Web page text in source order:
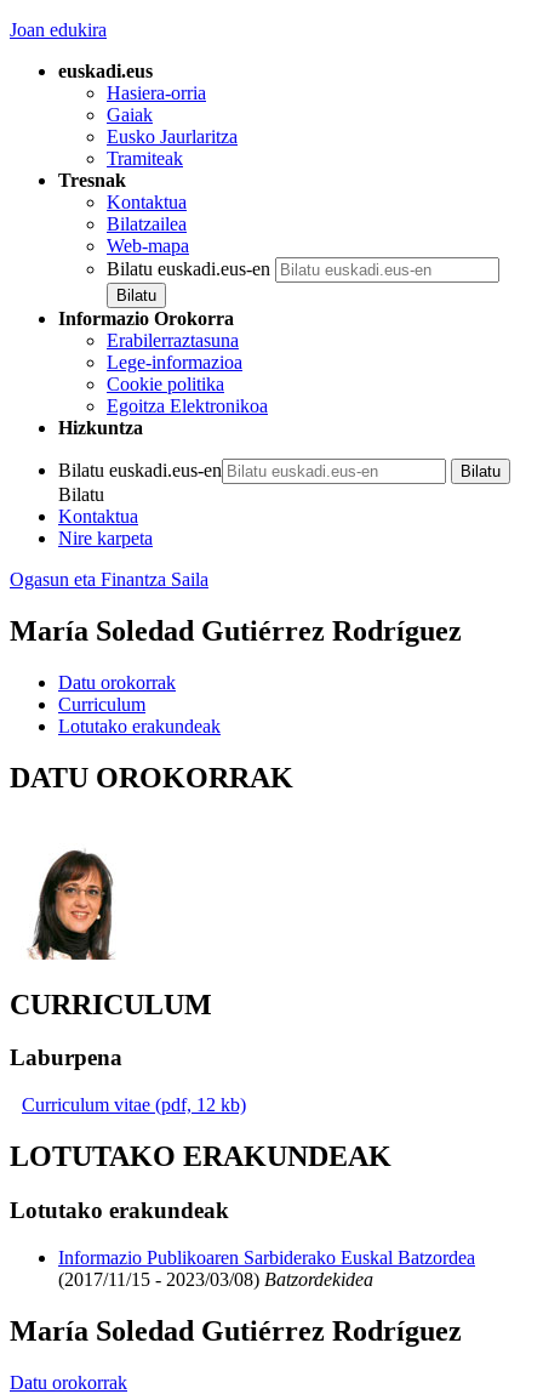
Joan edukira
euskadi.eus
Hasiera-orria
Gaiak
Eusko Jaurlaritza
Tramiteak
Tresnak
Kontaktua
Bilatzailea
Web-mapa
Bilatu euskadi.eus-en
Informazio Orokorra
Erabilerraztasuna
Lege-informazioa
Cookie politika
Egoitza Elektronikoa
Hizkuntza
Bilatu euskadi.eus-en
Bilatu
Kontaktua
Nire karpeta
Ogasun eta Finantza Saila
María Soledad Gutiérrez Rodríguez
Datu orokorrak
Curriculum
Lotutako erakundeak
DATU OROKORRAK
CURRICULUM
Laburpena
Curriculum vitae (pdf, 12 kb)
LOTUTAKO ERAKUNDEAK
Lotutako erakundeak
Informazio Publikoaren Sarbiderako Euskal Batzordea
(2017/11/15 - 2023/03/08) Batzordekidea
María Soledad Gutiérrez Rodríguez
Datu orokorrak